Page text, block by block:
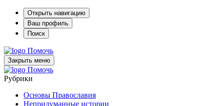
Открыть навигацию
Ваш профиль
Поиск
Помочь
Закрыть меню
Помочь
Рубрики
Основы Православия
Непридуманные истории